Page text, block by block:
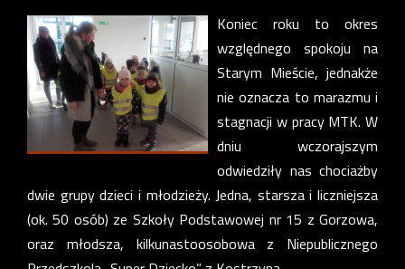
Koniec roku to okres
względnego spokoju na
Starym Mieście, jednakże
nie oznacza to marazmu i
stagnacji w pracy MTK. W
dniu wczorajszym
odwiedziły nas chociażby
dwie grupy dzieci i młodzieży. Jedna, starsza i liczniejsza
(ok. 50 osób) ze Szkoły Podstawowej nr 15 z Gorzowa,
oraz młodsza, kilkunastoosobowa z Niepublicznego